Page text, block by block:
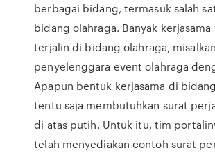
berbagai bidang, termasuk salah
bidang olahraga. Banyak kerjasama
terjalin di bidang olahraga,
penyelenggara event olahraga
Apapun bentuk kerjasama di
tentu saja membutuhkan surat
di atas putih. Untuk itu, tim
telah menyediakan contoh surat